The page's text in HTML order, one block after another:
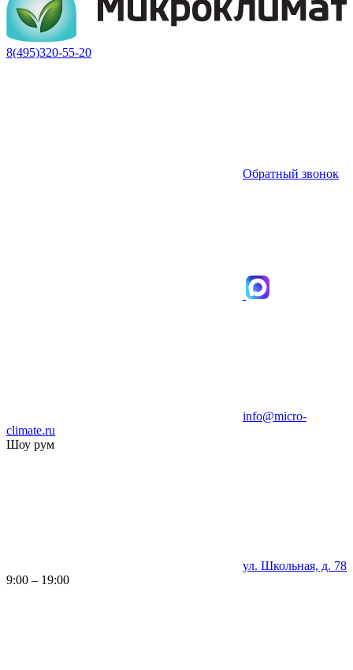
8(495)320-55-20
Обратный звонок
info@micro-
climate.ru
Шоу рум
ул. Школьная, д. 78
9:00 – 19:00